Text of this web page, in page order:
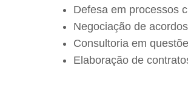
Defesa em processos
Negociação de
Consultoria em
Elaboração de